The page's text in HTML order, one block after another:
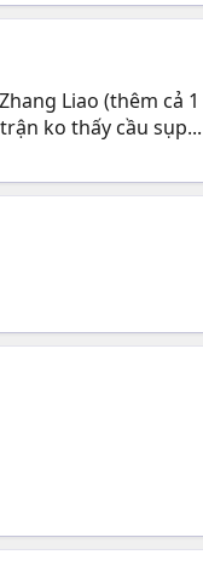
Liao (thêm
ko thấy cầu sụp...